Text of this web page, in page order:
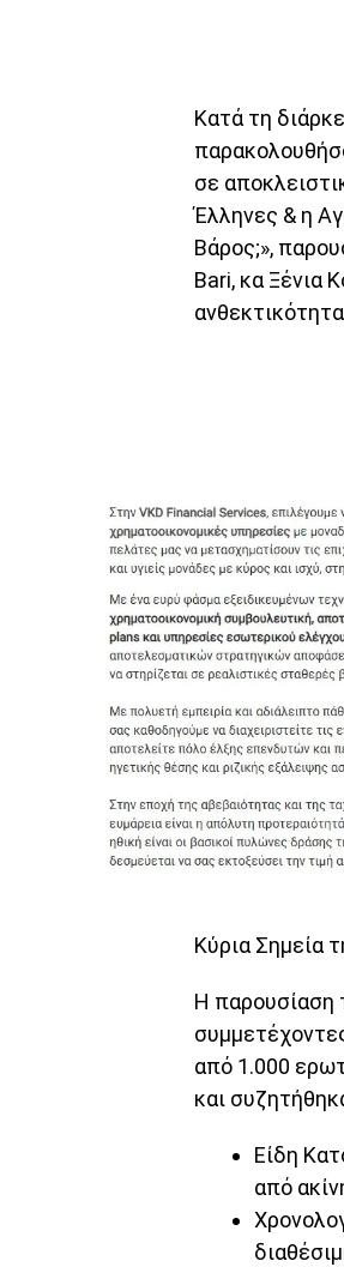
Κατά τη
σε
Έλληνες & η
Βάρος;»,
Bari, κα Ξένια
Κύρια Σημεία
Η παρουσίαση
από 1.000
και
Είδη
από